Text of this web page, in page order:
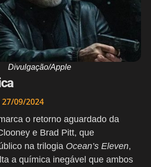
Divulgação/Apple
27/09/2024
o retorno aguardado da
e Brad Pitt, que
na trilogia Ocean’s Eleven,
a química inegável que ambos